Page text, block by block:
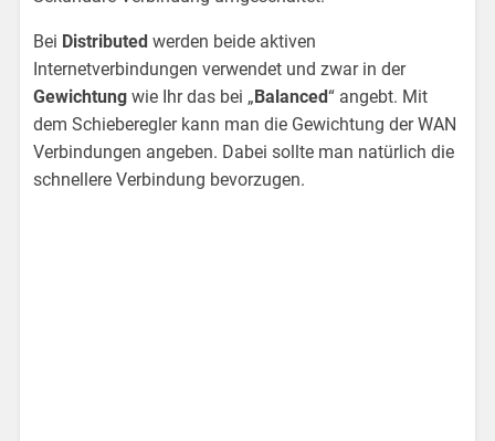
Bei Distributedwerden beide aktiven
Internetverbindungen verwendet und zwar in der
Gewichtungwie Ihr das bei „Balanced“ angebt. Mit
dem Schieberegler kann man die Gewichtung der WAN
Verbindungen angeben. Dabei sollte man natürlich die
schnellere Verbindung bevorzugen.